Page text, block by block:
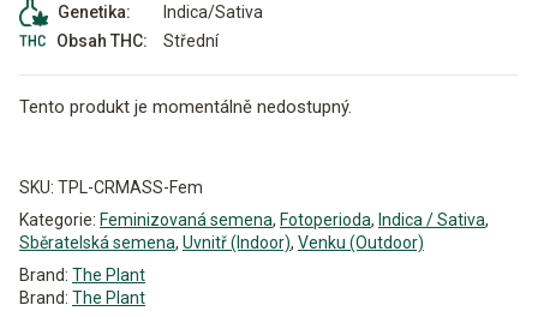
Genetika:
Indica/Sativa
Obsah THC:
Střední
Tento produkt je momentálně nedostupný.
SKU: TPL-CRMASS-Fem
Kategorie: Feminizovaná semena, Fotoperioda, Indica / Sativa,
Sběratelská semena, Uvnitř (Indoor), Venku (Outdoor)
Brand: The Plant
Brand: The Plant